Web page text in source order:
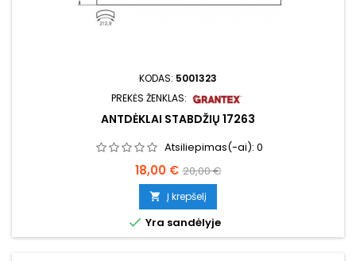
KODAS: 5001323
PREKĖS ŽENKLAS:
ANTDĖKLAI STABDŽIŲ 17263
Atsiliepimas(-ai): 0
Kaina
18,00 € Bazinė
kaina
20,00 €
 Į krepšelį
 Yra sandėlyje